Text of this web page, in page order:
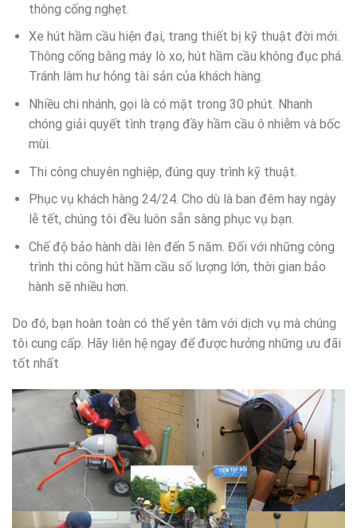
thông cống nghẹt.
Xe hút hầm cầu hiện đại, trang thiết bị kỹ thuật đời mới.
Thông cống bằng máy lò xo, hút hầm cầu không đục phá.
Tránh làm hư hỏng tài sản của khách hàng.
Nhiều chi nhánh, gọi là có mặt trong 30 phút. Nhanh
chóng giải quyết tình trạng đầy hầm cầu ô nhiễm và bốc
mùi.
Thi công chuyên nghiệp, đúng quy trình kỹ thuật.
Phục vụ khách hàng 24/24. Cho dù là ban đêm hay ngày
lễ tết, chúng tôi đều luôn sẵn sàng phục vụ bạn.
Chế độ bảo hành dài lên đến 5 năm. Đối với những công
trình thi công hút hầm cầu số lượng lớn, thời gian bảo
hành sẽ nhiều hơn.
Do đó, bạn hoàn toàn có thể yên tâm với dịch vụ mà chúng
tôi cung cấp. Hãy liên hệ ngay để được hưởng những ưu đãi
tốt nhất